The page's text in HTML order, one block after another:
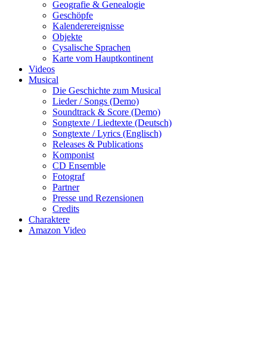
Geografie & Genealogie
Geschöpfe
Kalenderereignisse
Objekte
Cysalische Sprachen
Karte vom Hauptkontinent
Videos
Musical
Die Geschichte zum Musical
Lieder / Songs (Demo)
Soundtrack & Score (Demo)
Songtexte / Liedtexte (Deutsch)
Songtexte / Lyrics (Englisch)
Releases & Publications
Komponist
CD Ensemble
Fotograf
Partner
Presse und Rezensionen
Credits
Charaktere
Amazon Video